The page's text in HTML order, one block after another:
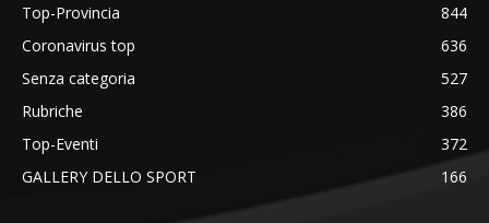
Top-Provincia
844
Coronavirus top
636
Senza categoria
527
Rubriche
386
Top-Eventi
372
GALLERY DELLO SPORT
166